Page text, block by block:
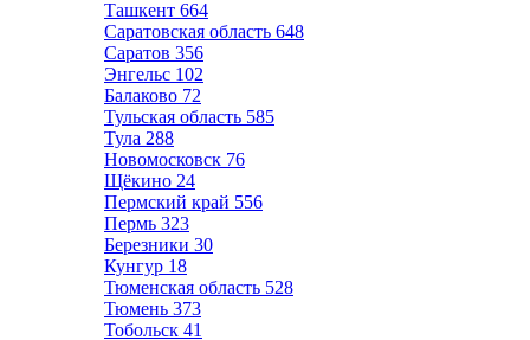
Ташкент 664
Саратовская область 648
Саратов 356
Энгельс 102
Балаково 72
Тульская область 585
Тула 288
Новомосковск 76
Щёкино 24
Пермский край 556
Пермь 323
Березники 30
Кунгур 18
Тюменская область 528
Тюмень 373
Тобольск 41